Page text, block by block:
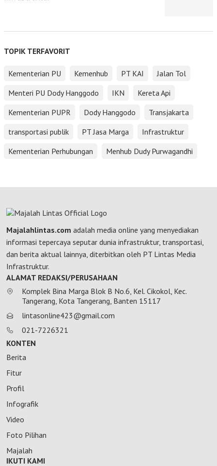
TOPIK TERFAVORIT
Kementerian PU Kemenhub PT KAI
Jalan Tol
Menteri PU Dody Hanggodo
IKN
Kereta Api
Kementerian PUPR
Dody Hanggodo
Transjakarta
transportasi publik
PT Jasa Marga
Infrastruktur
Kementerian Perhubungan
Menhub Dudy Purwagandhi
Majalahlintas.com adalah media online yang menyediakan
informasi tepercaya seputar dunia infrastruktur, transportasi,
dan berita aktual lainnya, diterbitkan oleh PT Lintas Media
Infrastruktur.
ALAMAT REDAKSI/PERUSAHAAN
Komplek Bina Marga Blok B No.6, Kel. Cikokol, Kec.
Tangerang, Kota Tangerang, Banten 15117
lintasonline423@gmail.com
021-7226321
KONTEN
Berita
Fitur
Profil
Infografik
Video
Foto Pilihan
Majalah
IKUTI KAMI